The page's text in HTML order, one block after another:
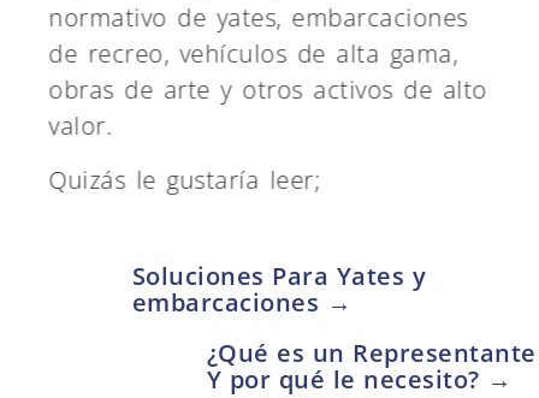
normativo de yates, embarcaciones
de recreo, vehículos de alta gama,
obras de arte y otros activos de alto
valor.
Quizás le gustaría leer;
Soluciones Para Yates y
embarcaciones →
¿Qué es un
Y por qué le necesito? →